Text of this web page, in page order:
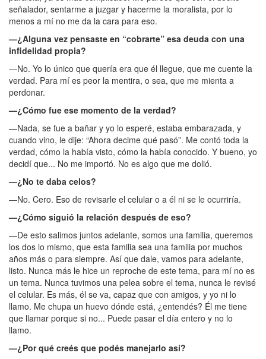
señalador, sentarme a juzgar y hacerme la moralista, por lo
menos a mí no me da la cara para eso.
—¿Alguna vez pensaste en “cobrarte” esa deuda con una
infidelidad propia?
—No. Yo lo único que quería era que él llegue, que me cuente la
verdad. Para mí es peor la mentira, o sea, que me mienta a
perdonar.
—¿Cómo fue ese momento de la verdad?
—Nada, se fue a bañar y yo lo esperé, estaba embarazada, y
cuando vino, le dije: “Ahora decime qué pasó”. Me contó toda la
verdad, cómo la había visto, cómo la había conocido. Y bueno, yo
decidí que... No me importó. No es algo que me dolió.
—¿No te daba celos?
—No. Cero. Eso de revisarle el celular o a él ni se le ocurriría.
—¿Cómo siguió la relación después de eso?
—De esto salimos juntos adelante, somos una familia, queremos
los dos lo mismo, que esta familia sea una familia por muchos
años más o para siempre. Así que dale, vamos para adelante,
listo. Nunca más le hice un reproche de este tema, para mí no es
un tema. Nunca tuvimos una pelea sobre el tema, nunca le revisé
el celular. Es más, él se va, capaz que con amigos, y yo ni lo
llamo. Me chupa un huevo dónde está, ¿entendés? Él me tiene
que llamar porque si no... Puede pasar el día entero y no lo
llamo.
—¿Por qué creés que podés manejarlo así?